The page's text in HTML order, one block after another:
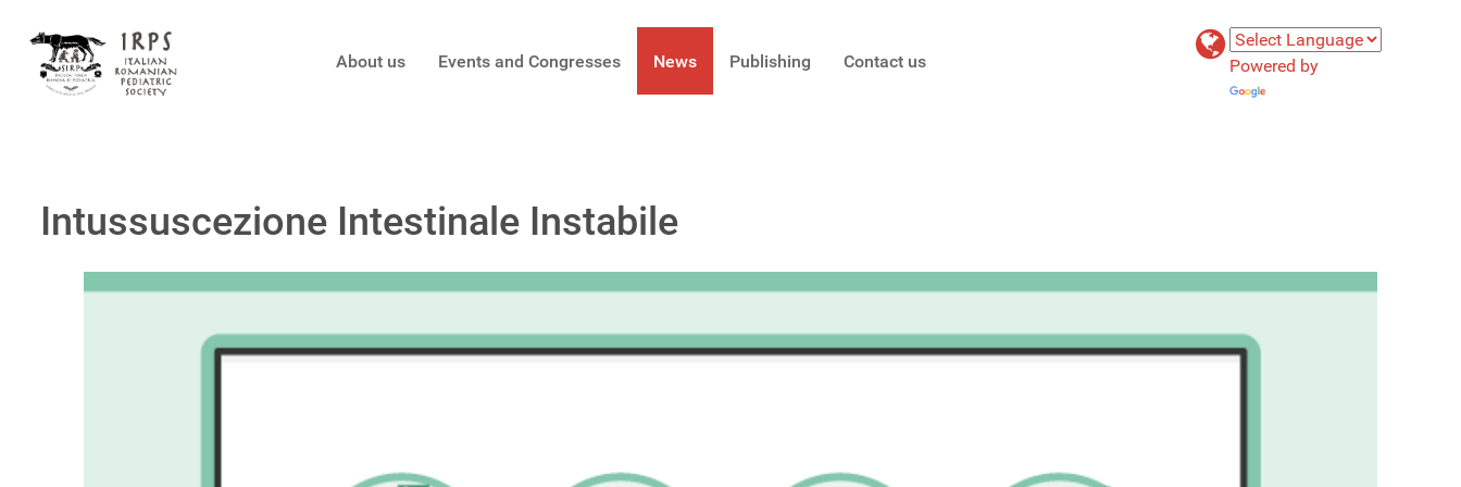
About us Events and Congresses News Publishing Contact us
Powered by
Intussuscezione Intestinale Instabile